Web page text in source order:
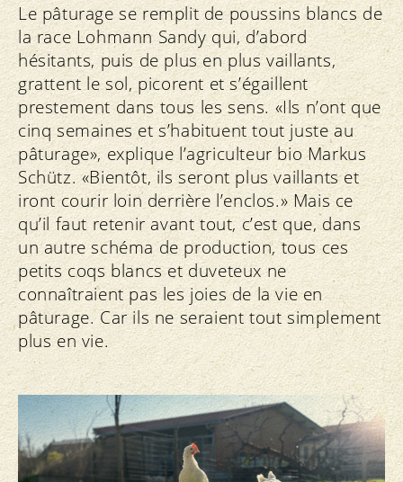
Le pâturage se remplit de poussins blancs de
la race Lohmann Sandy qui, d’abord
hésitants, puis de plus en plus vaillants,
grattent le sol, picorent et s’égaillent
prestement dans tous les sens. «Ils n’ont que
cinq semaines et s’habituent tout juste au
pâturage», explique l’agriculteur bio Markus
Schütz. «Bientôt, ils seront plus vaillants et
iront courir loin derrière l’enclos.» Mais ce
qu’il faut retenir avant tout, c’est que, dans
un autre schéma de production, tous ces
petits coqs blancs et duveteux ne
connaîtraient pas les joies de la vie en
pâturage. Car ils ne seraient tout simplement
plus en vie.